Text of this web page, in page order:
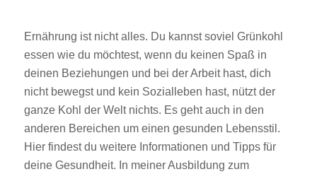
Ernährung ist nicht alles. Du kannst soviel Grünkohl
essen wie du möchtest, wenn du keinen Spaß in
deinen Beziehungen und bei der Arbeit hast, dich
nicht bewegst und kein Sozialleben hast, nützt der
ganze Kohl der Welt nichts. Es geht auch in den
anderen Bereichen um einen gesunden Lebensstil.
Hier findest du weitere Informationen und Tipps für
deine Gesundheit. In meiner Ausbildung zum